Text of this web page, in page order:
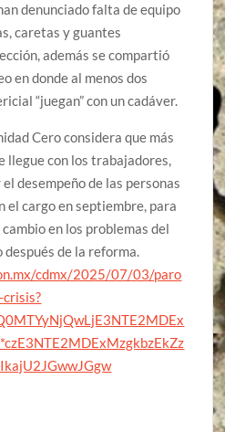
denunciado falta de equipo
caretas y guantes
además se compartió
en donde al menos dos
“juegan” con un cadáver.
Cero considera que más
llegue con los trabajadores,
desempeño de las personas
el cargo en septiembre, para
en los problemas del
de la reforma.
cdmx/2025/07/03/paro